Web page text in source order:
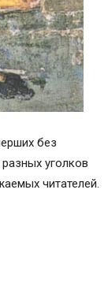
без
уголков
читателей.